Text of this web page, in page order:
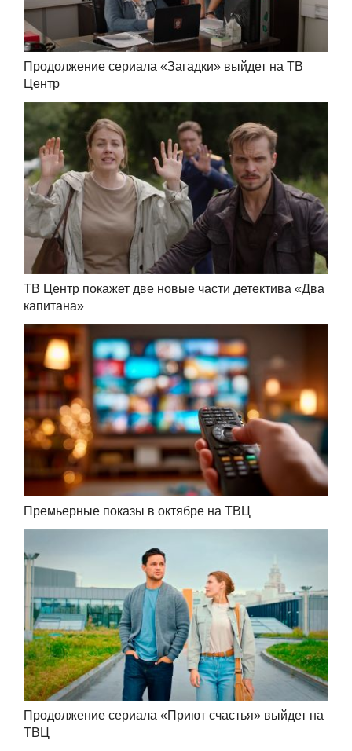
Продолжение сериала «Загадки» выйдет на ТВ
Центр
ТВ Центр покажет две новые части детектива «Два
капитана»
Премьерные показы в октябре на ТВЦ
Продолжение сериала «Приют счастья» выйдет на
ТВЦ